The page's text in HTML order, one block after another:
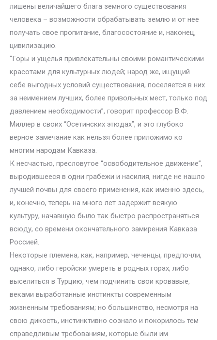
лишены величайшего блага земного существования
человека – возможности обрабатывать землю и от нее
получать свое пропитание, благосостояние и, наконец,
цивилизацию.
“Горы и ущелья привлекательны своими романтическими
красотами для культурных людей; народ же, ищущий
себе выгодных условий существования, поселяется в них
за неимением лучших, более привольных мест, только под
давлением необходимости”, говорит профессор В.Ф.
Миллер в своих “Осетинских этюдах”, и это глубоко
верное замечание как нельзя более приложимо ко
многим народам Кавказа.
К несчастью, пресловутое “освободительное движение”,
выродившееся в одни грабежи и насилия, нигде не нашло
лучшей почвы для своего применения, как именно здесь,
и, конечно, теперь на много лет задержит всякую
культуру, начавшую было так быстро распространяться
всюду, со времени окончательного замирения Кавказа
Россией.
Некоторые племена, как, например, чеченцы, предпочли,
однако, либо геройски умереть в родных горах, либо
выселиться в Турцию, чем подчинить свои кровавые,
веками выработанные инстинкты современным
жизненным требованиям; но большинство, несмотря на
свою дикость, инстинктивно сознало и покорилось тем
справедливым требованиям, которые были им